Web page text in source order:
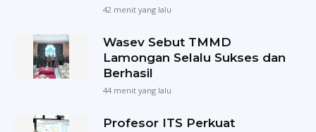
42 menit yang lalu
Wasev Sebut TMMD
Lamongan Selalu Sukses dan
Berhasil
44 menit yang lalu
Profesor ITS Perkuat